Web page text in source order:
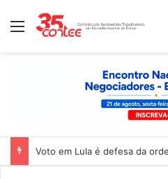
Menu
Voto em Lula é defesa da